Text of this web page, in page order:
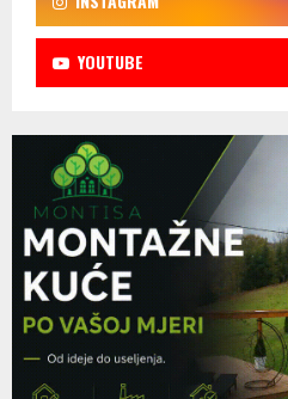
YOUTUBE